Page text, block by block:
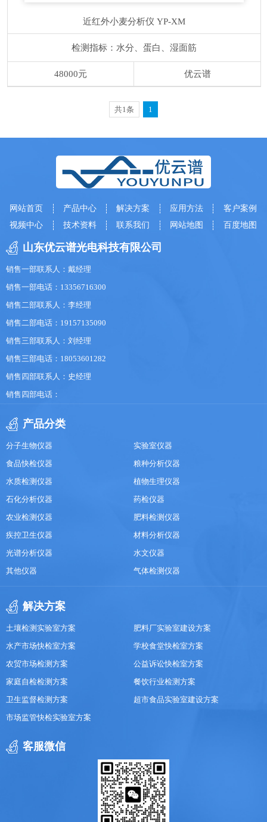
近红外小麦分析仪 YP-XM
检测指标：水分、蛋白、湿面筋
48000元 优云谱
共1条 1
网站首页 产品中心 解决方案 应用方法
客户案例
视频中心
技术资料 联系我们 网站地图 百度地图
山东优云谱光电科技有限公司
销售一部联系人：戴经理
销售一部电话：13356716300
销售二部联系人：李经理
销售二部电话：19157135090
销售三部联系人：刘经理
销售三部电话：18053601282
销售四部联系人：史经理
销售四部电话：
产品分类
分子生物仪器
实验室仪器
食品快检仪器
粮种分析仪器
水质检测仪器
植物生理仪器
石化分析仪器
药检仪器
农业检测仪器
肥料检测仪器
疾控卫生仪器
材料分析仪器
光谱分析仪器
水文仪器
其他仪器
气体检测仪器
解决方案
土壤检测实验室方案
肥料厂实验室建设方案
水产市场快检室方案
学校食堂快检室方案
农贸市场检测方案
公益诉讼快检室方案
家庭自检检测方案
餐饮行业检测方案
卫生监督检测方案
超市食品实验室建设方案
市场监管快检实验室方案
客服微信